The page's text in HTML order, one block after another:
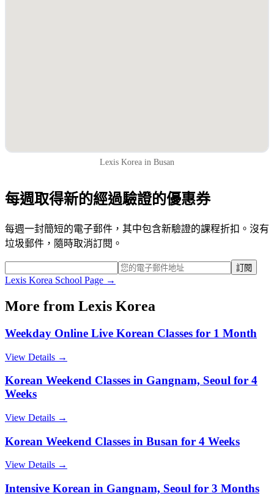
Lexis Korea in Busan
每週取得新的經過驗證的優惠券
每週一封簡短的電子郵件，其中包含新驗證的課程折扣。沒有
垃圾郵件，隨時取消訂閱。
訂閱
Lexis Korea School Page →
More from Lexis Korea
Weekday Online Live Korean Classes for 1 Month
View Details →
Korean Weekend Classes in Gangnam, Seoul for 4
Weeks
View Details →
Korean Weekend Classes in Busan for 4 Weeks
View Details →
Intensive Korean in Gangnam, Seoul for 3 Months